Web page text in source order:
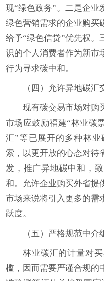
现“绿色政务”。二是企业
绿色营销需求的企业购买
给予“绿色信贷”优先权。
识的个人消费者作为新市
行为寻求碳中和。
（四）允许异地碳汇
现有碳交易市场对购
市场应鼓励福建“林业碳
汇”等已展开的多种林
索，以更开放的心态对待
发，推广异地碳中和，
和。允许企业购买外省提
市场来说将引入更多的需
跃度。
（五）严格规范中介
林业碳汇的计量对
槛，因而需要严谨合规的